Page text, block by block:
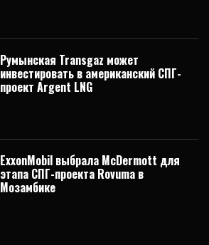
Румынская Transgaz может
инвестировать в американский СПГ-
проект Argent LNG
ExxonMobil выбрала McDermott для
этапа СПГ-проекта Rovuma в
Мозамбике